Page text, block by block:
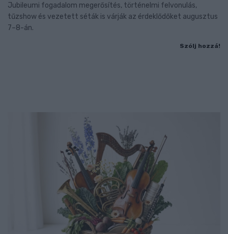
Jubileumi fogadalom megerősítés, történelmi felvonulás,
tűzshow és vezetett séták is várják az érdeklődőket augusztus
7–8-án.
Szólj hozzá!